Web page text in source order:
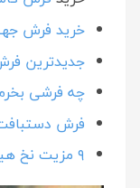
خرید فرش
جدیدترین
چه فرشی
فرش
۹ مزیت نخ هیت ست شده در فرش ماشینی